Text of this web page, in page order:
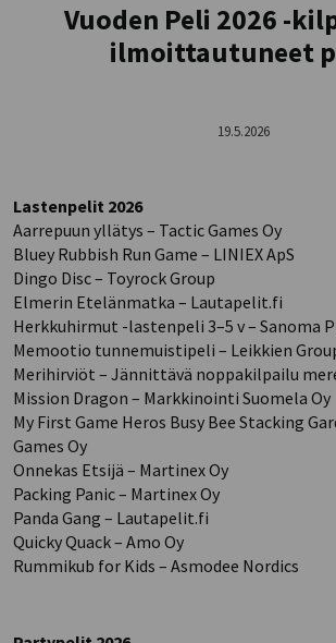
Vuoden Peli 2026 -
ilmoittautuneet
19.5.2026
Lastenpelit 2026
Aarrepuun yllätys – Tactic Games Oy
Bluey Rubbish Run Game – LINIEX ApS
Dingo Disc – Toyrock Group
Elmerin Etelänmatka – Lautapelit.fi
Herkkuhirmut -lastenpeli 3–5 v – Sanoma
Memootio tunnemuistipeli – Leikkien
Merihirviöt – Jännittävä noppakilpailu
Mission Dragon – Markkinointi Suomela Oy
My First Game Heros Busy Bee Stacking
Games Oy
Onnekas Etsijä – Martinex Oy
Packing Panic – Martinex Oy
Panda Gang – Lautapelit.fi
Quicky Quack – Amo Oy
Rummikub for Kids – Asmodee Nordics